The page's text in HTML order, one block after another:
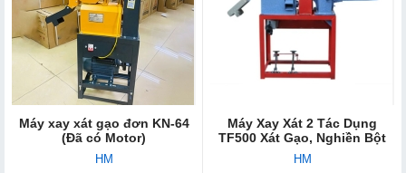
Máy xay xát gạo đơn KN-64
(Đã có Motor)
HM
Máy Xay Xát 2 Tác Dụng
TF500 Xát Gạo, Nghiền Bột
HM